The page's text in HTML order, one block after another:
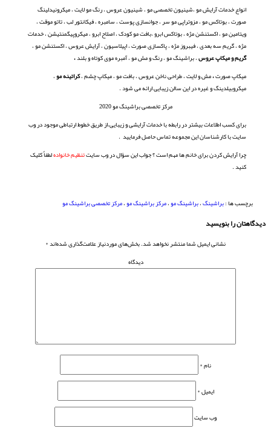
انواع خدمات آرایش مو ،شینیون تخصصی مو ، شینیون عروس ، رنگ مو لایت ، میکرونیدلینگ
صورت ، بوتاکس مو ، مزوتراپی مو سر ، جوانسازی پوست ، سامبره ، فیکانتور لب ، تاتو موقت،
ویتامین مو ، اکستنشن مژه ، بوتاکس ابرو ،بافت مو کودک ، اصلاح ابرو ، میکروپیگمنتیشن ، خدمات
مژه ، گریم سه بعدی ، فیبروز مژه ، پاکسازی صورت ، اپیلاسیون ، آرایش عروس ، اکستنشن مو ،
گریم و میکاپ عروس، براشینگ مو ، رنگ و مش مو ، آمبره موی کوتاه و بلند،
میکاپ صورت،مش و لایت ، طراحی ناخن عروس ، بافت مو ، میکاپ چشم ،کراتینهمو،
میکروبیلدینگ و غیره در این سالن زیبایی ارائه می شود .
مرکز تخصصی براشینگ مو 2020
برای کسب اطلاعات بیشتر در رابطه با خدمات آرایشی و زیبایی،از طریق خطوط ارتباطی موجود در وب
سایت با کارشناسان این مجموعه تماس حاصل فرمایید .
چرا آرایش کردن برای خانم ها مهم است ؟ جواب این سؤال در وب سایتتنظیم خانوادهلطفاٌ کلیک
کنید .
برچسب ها :براشینگ،براشینگ مو،مرکز براشینگ مو،مرکز تخصصی براشینگ مو
دیدگاهتان را بنویسید
نشانی ایمیل شما منتشر نخواهد شد.بخش‌های موردنیاز علامت‌گذاری شده‌اند*
دیدگاه
نام*
ایمیل*
وب‌ سایت